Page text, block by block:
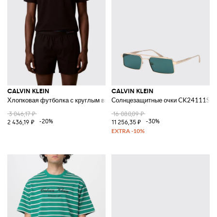
CALVIN KLEIN
Хлопковая футболка с круглым вырезом и контрастным логотипом
3 046,17 ₽
2 436,19 ₽
-20%
CALVIN KLEIN
Солнцезащитные очки CK24111S
16 080,09 ₽
11 256,35 ₽
-30%